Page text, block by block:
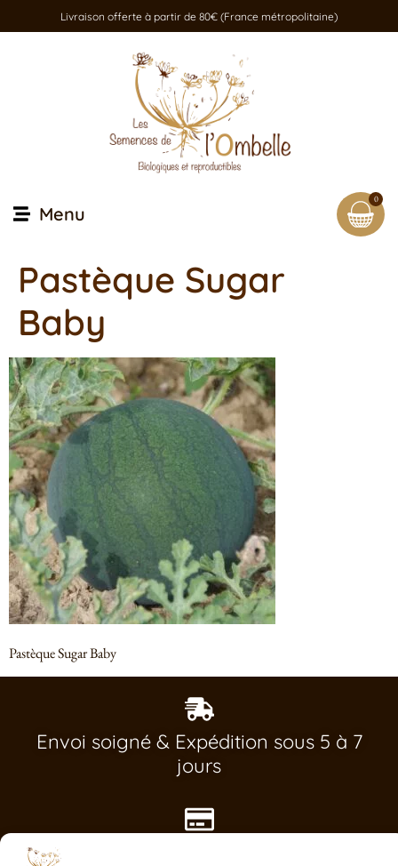
Livraison offerte à partir de 80€ (France métropolitaine)
Menu
0
Pastèque Sugar
Baby
Pastèque Sugar Baby
Envoi soigné & Expédition sous 5 à 7
jours
Paiement Sécurisé avec Payplug